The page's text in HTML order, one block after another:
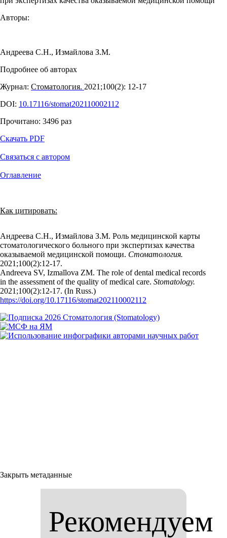
Авторы:
Андреева С.Н., Измайлова З.М.
Подробнее об авторах
Журнал: Стоматология. 2021;100(2): 12‑17
DOI: 10.17116/stomat202110002112
Прочитано: 3496 раз
Скачать PDF
Связаться с автором
Оглавление
Как цитировать:
Андреева С.Н., Измайлова З.М. Роль медицинской карты
стоматологического больного при экспертизах качества
оказываемой медицинской помощи. Стоматология.
2021;100(2):12‑17.
Andreeva SV, Izmaĭlova ZM. The role of dental medical records
in the assessment of the quality of medical care. Stomatology.
2021;100(2):12‑17. (In Russ.)
https://doi.org/10.17116/stomat202110002112
Закрыть метаданные
Рекомендуем